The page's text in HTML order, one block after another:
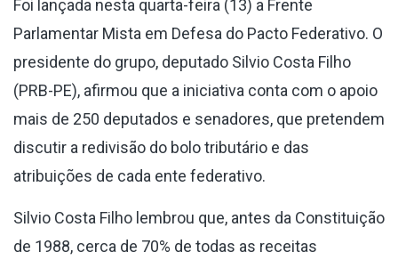
Foi lançada nesta quarta-feira (13) a Frente
Parlamentar Mista em Defesa do Pacto Federativo. O
presidente do grupo, deputado Silvio Costa Filho
(PRB-PE), afirmou que a iniciativa conta com o apoio
mais de 250 deputados e senadores, que pretendem
discutir a redivisão do bolo tributário e das
atribuições de cada ente federativo.
Silvio Costa Filho lembrou que, antes da Constituição
de 1988, cerca de 70% de todas as receitas